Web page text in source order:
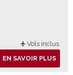
fond, partout, la
thaïlandais.
Vols inclus
EN SAVOIR PLUS